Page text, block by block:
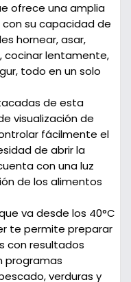
ofrece una amplia
su capacidad de
hornear, asar,
cocinar lentamente,
todo en un solo
de esta
visualización de
fácilmente el
de abrir la
con una luz
de los alimentos
va desde los 40°C
te permite preparar
con resultados
programas
verduras y